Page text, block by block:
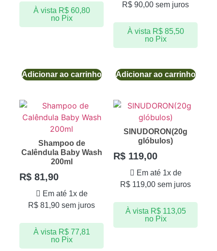
À vista R$60,80
no Pix
Adicionar ao carrinho
R$ 90,00 sem juros
À vista R$85,50
no Pix
Adicionar ao carrinho
Shampoo de
Calêndula Baby Wash
200ml
R$ 81,90
Em até 1x de
R$ 81,90 sem juros
À vista R$77,81
no Pix
SINUDORON(20g
glóbulos)
R$ 119,00
Em até 1x de
R$ 119,00 sem juros
À vista R$113,05
no Pix